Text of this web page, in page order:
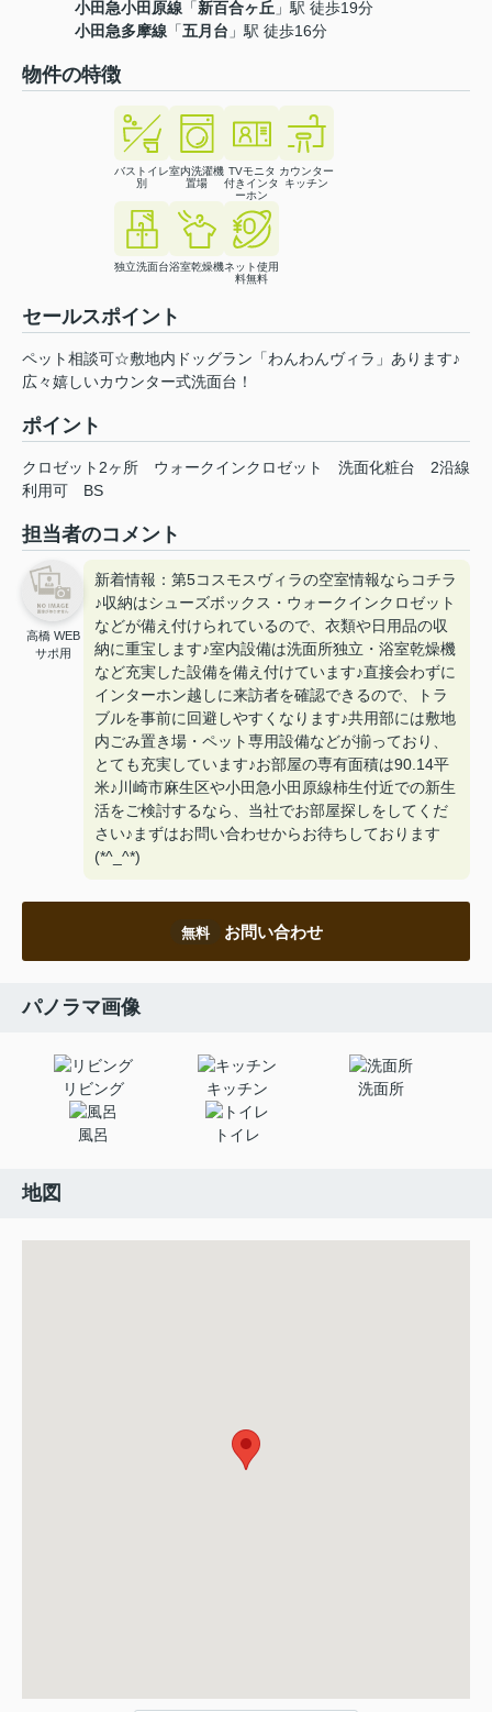
小田急小田原線 「新百合ヶ丘 」駅 徒歩19分
小田急多摩線 「五月台 」駅 徒歩16分
物件の特徴
バストイレ
別
室内洗濯機
置場
TVモニタ
付きインタ
ーホン
カウンター
キッチン
独立洗面台浴室乾燥機ネット使用
料無料
セールスポイント
ペット相談可☆敷地内ドッグラン「わんわんヴィラ」あります♪
広々嬉しいカウンター式洗面台！
ポイント
クロゼット2ヶ所 ウォークインクロゼット 洗面化粧台
2沿線
利用可
BS
担当者のコメント
高橋 WEB
サポ用
新着情報：第5コスモスヴィラの空室情報ならコチラ
♪収納はシューズボックス・ウォークインクロゼット
などが備え付けられているので、衣類や日用品の収
納に重宝します♪室内設備は洗面所独立・浴室乾燥機
など充実した設備を備え付けています♪直接会わずに
インターホン越しに来訪者を確認できるので、トラ
ブルを事前に回避しやすくなります♪共用部には敷地
内ごみ置き場・ペット専用設備などが揃っており、
とても充実しています♪お部屋の専有面積は90.14平
米♪川崎市麻生区や小田急小田原線柿生付近での新生
活をご検討するなら、当社でお部屋探しをしてくだ
さい♪まずはお問い合わせからお待ちしております
(*^_^*)
無料 お問い合わせ
パノラマ画像
リビング キッチン 洗面所
風呂 トイレ
地図